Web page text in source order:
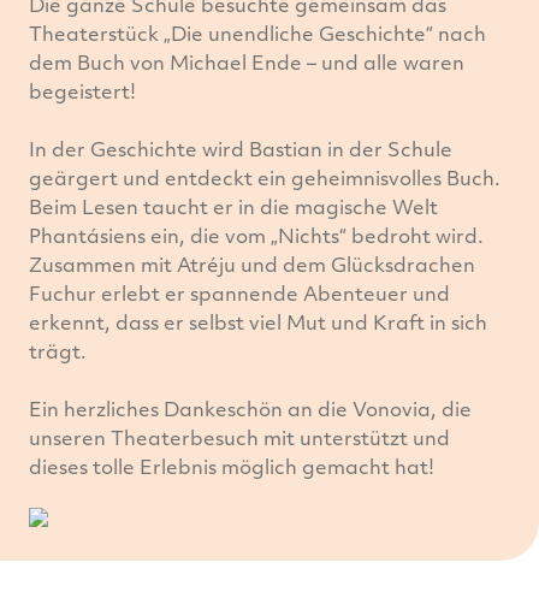
Die ganze Schule besuchte gemeinsam das
Theaterstück „Die unendliche Geschichte“ nach
dem Buch von Michael Ende – und alle waren
begeistert!
In der Geschichte wird Bastian in der Schule
geärgert und entdeckt ein geheimnisvolles Buch.
Beim Lesen taucht er in die magische Welt
Phantásiens ein, die vom „Nichts“ bedroht wird.
Zusammen mit Atréju und dem Glücksdrachen
Fuchur erlebt er spannende Abenteuer und
erkennt, dass er selbst viel Mut und Kraft in sich
trägt.
Ein herzliches Dankeschön an die Vonovia, die
unseren Theaterbesuch mit unterstützt und
dieses tolle Erlebnis möglich gemacht hat!